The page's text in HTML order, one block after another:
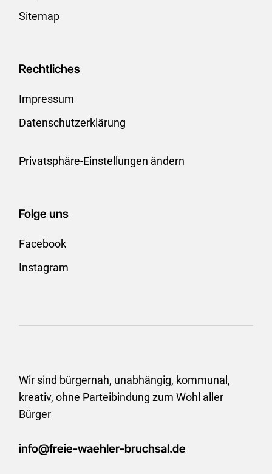
Sitemap
Rechtliches
Impressum
Datenschutzerklärung
Privatsphäre-Einstellungen ändern
Folge uns
Facebook
Instagram
Wir sind bürgernah, unabhängig, kommunal,
kreativ, ohne Parteibindung zum Wohl aller
Bürger
info@freie-waehler-bruchsal.de